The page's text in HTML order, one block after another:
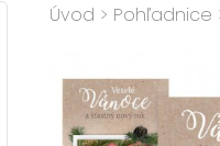
Úvod > Pohľadnice